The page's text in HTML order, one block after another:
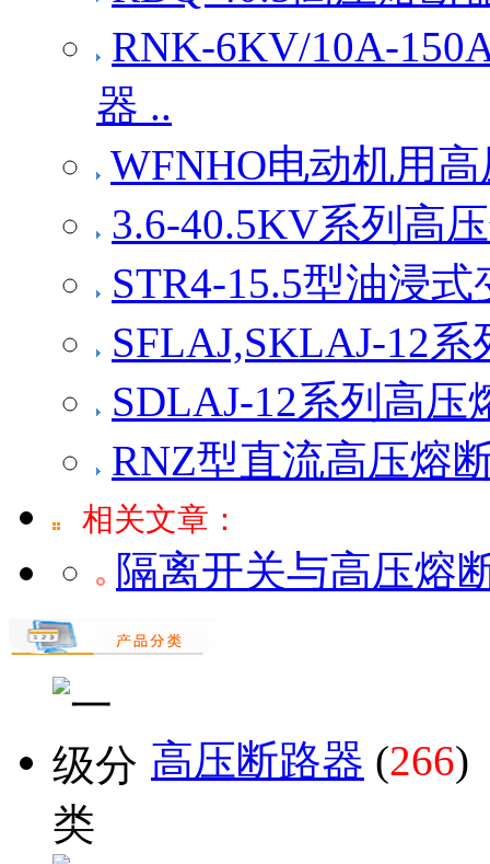
RNK-6KV/10A-
器 ..
WFNHO电动机用
3.6-40.5KV系列高
STR4-15.5型油浸
SFLAJ,SKLAJ-12
SDLAJ-12系列高压
RNZ型直流高压熔
相关文章：
隔离开关与高压熔
高压断路器 (266)